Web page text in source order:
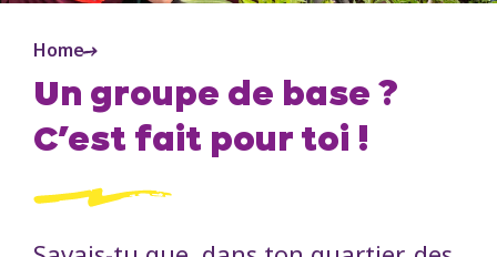
Home
Un groupe de base ?
C’est fait pour toi !